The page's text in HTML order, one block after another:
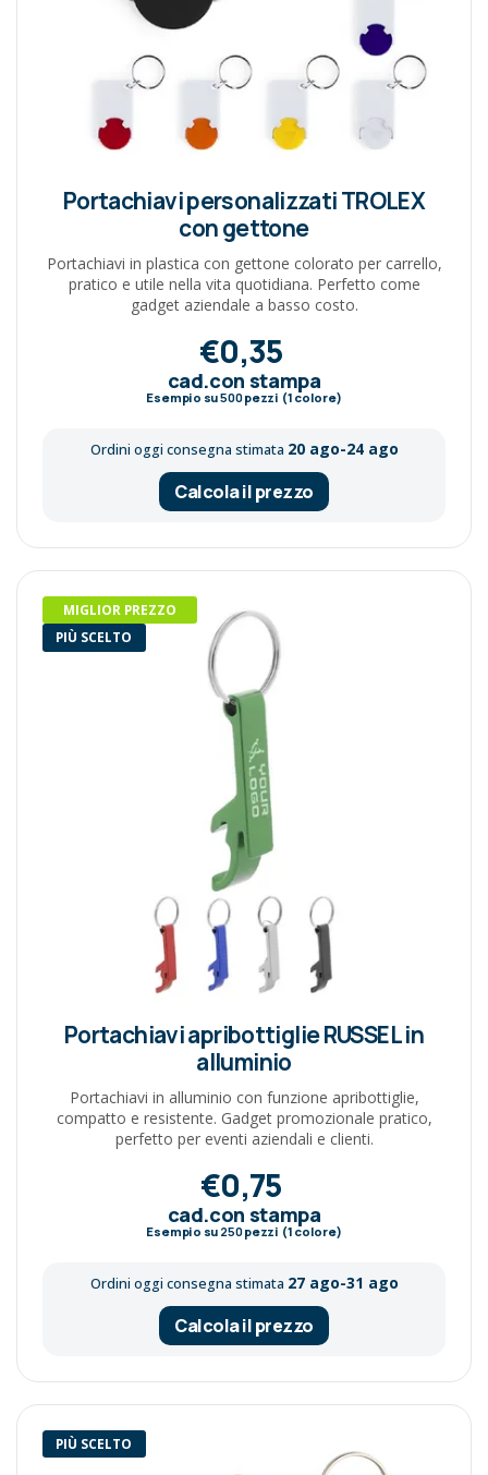
Portachiavi personalizzati TROLEX
con gettone
Portachiavi in plastica con gettone colorato per carrello,
pratico e utile nella vita quotidiana. Perfetto come
gadget aziendale a basso costo.
€0,35
cad.con stampa
Esempio su500pezzi (1 colore)
Ordini oggi consegna stimata 20 ago-24 ago
Calcola il prezzo
MIGLIOR PREZZO
PIÙ SCELTO
Portachiavi apribottiglie RUSSEL in
alluminio
Portachiavi in alluminio con funzione apribottiglie,
compatto e resistente. Gadget promozionale pratico,
perfetto per eventi aziendali e clienti.
€0,75
cad.con stampa
Esempio su 250pezzi (1 colore)
Ordini oggi consegna stimata 27 ago-31 ago
Calcola il prezzo
PIÙ SCELTO